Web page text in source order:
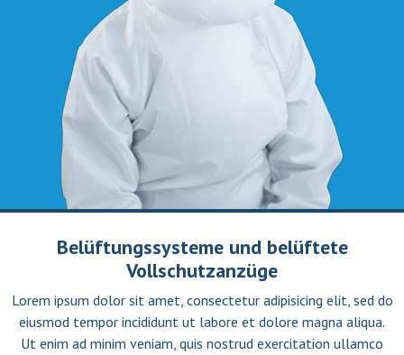
Belüftungssysteme und belüftete
Vollschutzanzüge
Lorem ipsum dolor sit amet, consectetur adipisicing elit, sed do
eiusmod tempor incididunt ut labore et dolore magna aliqua.
Ut enim ad minim veniam, quis nostrud exercitation ullamco